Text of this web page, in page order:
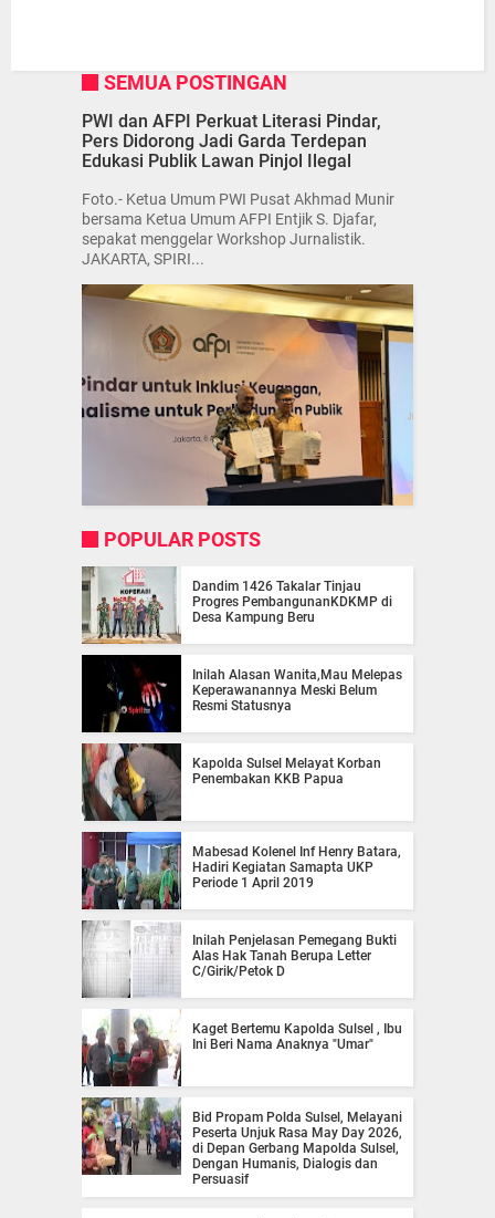
SEMUA POSTINGAN
PWI dan AFPI Perkuat Literasi Pindar,
Pers Didorong Jadi Garda Terdepan
Edukasi Publik Lawan Pinjol Ilegal
Foto.- Ketua Umum PWI Pusat Akhmad Munir
bersama Ketua Umum AFPI Entjik S. Djafar,
sepakat menggelar Workshop Jurnalistik.
JAKARTA, SPIRI...
POPULAR POSTS
Dandim 1426 Takalar Tinjau
Progres PembangunanKDKMP di
Desa Kampung Beru
Inilah Alasan Wanita,Mau Melepas
Keperawanannya Meski Belum
Resmi Statusnya
Kapolda Sulsel Melayat Korban
Penembakan KKB Papua
Mabesad Kolenel Inf Henry Batara,
Hadiri Kegiatan Samapta UKP
Periode 1 April 2019
Inilah Penjelasan Pemegang Bukti
Alas Hak Tanah Berupa Letter
C/Girik/Petok D
Kaget Bertemu Kapolda Sulsel , Ibu
Ini Beri Nama Anaknya "Umar"
Bid Propam Polda Sulsel, Melayani
Peserta Unjuk Rasa May Day 2026,
di Depan Gerbang Mapolda Sulsel,
Dengan Humanis, Dialogis dan
Persuasif